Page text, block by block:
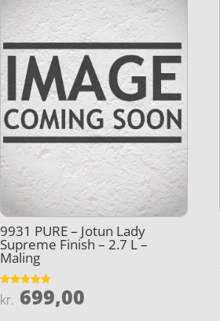
9931 PURE – Jotun Lady
Supreme Finish – 2.7 L –
Maling
Vurderet
4.9
kr. 699,00